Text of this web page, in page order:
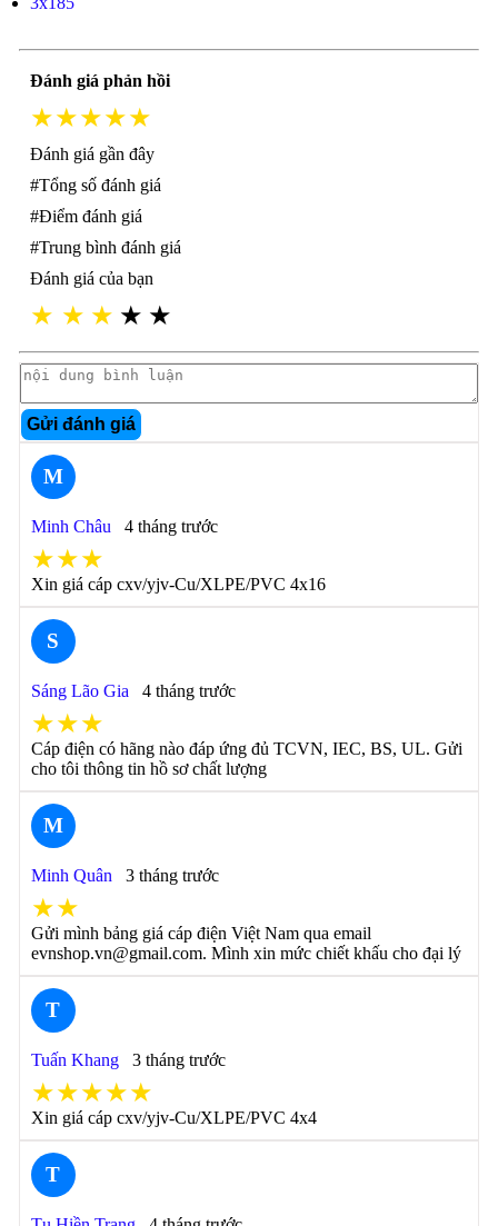
Đánh giá phản hồi
★★★★★
Đánh giá gần đây
#Tổng số đánh giá
#Điểm đánh giá
#Trung bình đánh giá
Đánh giá của bạn
★ ★ ★ ★ ★
Gửi đánh giá
M
Minh Châu 4 tháng trước
★★★
Xin giá cáp cxv/yjv-Cu/XLPE/PVC 4x16
S
Sáng Lão Gia 4 tháng trước
★★★
Cáp điện có hãng nào đáp ứng đủ TCVN, IEC, BS, UL. Gửi
cho tôi thông tin hồ sơ chất lượng
M
Minh Quân 3 tháng trước
★★
Gửi mình bảng giá cáp điện Việt Nam qua email
evnshop.vn@gmail.com. Mình xin mức chiết khấu cho đại lý
T
Tuấn Khang 3 tháng trước
★★★★★
Xin giá cáp cxv/yjv-Cu/XLPE/PVC 4x4
T